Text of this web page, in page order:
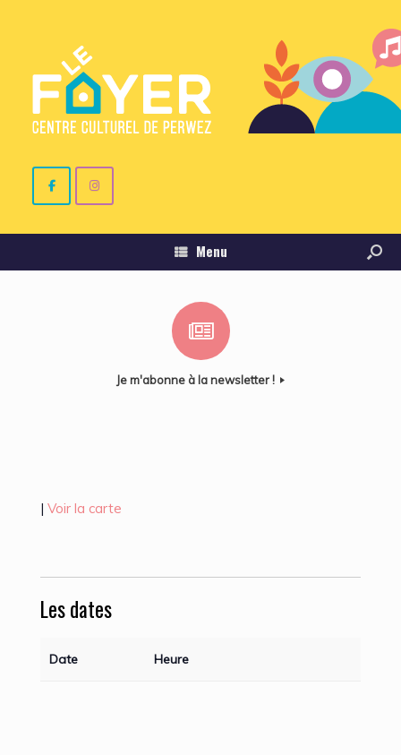
Menu
Je m'abonne à la newsletter !
| Voir la carte
Les dates
Date Heure